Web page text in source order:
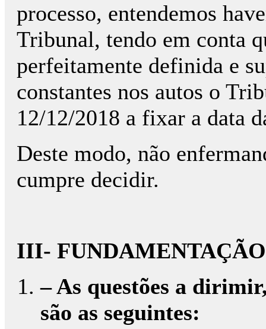
processo, entendemos
Tribunal, tendo em conta
perfeitamente definida e
constantes nos autos o
12/12/2018 a fixar a data
Deste modo, não
cumpre decidir.
III- FUNDAMENTAÇÃO
– As questões a
são as seguintes: